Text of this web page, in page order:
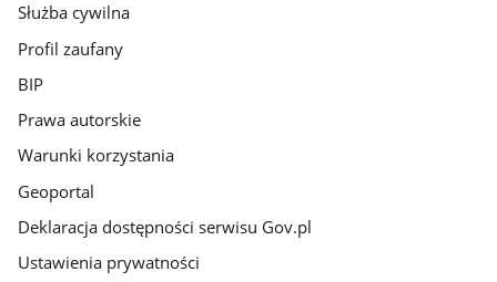
Służba cywilna
Profil zaufany
BIP
Prawa autorskie
Warunki korzystania
Geoportal
Deklaracja dostępności serwisu Gov.pl
Ustawienia prywatności